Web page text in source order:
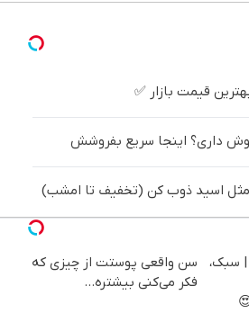
قیمت بازار ✅
داری؟ اینجا سریع بفروشش
مثل اسید ذوب کن (تخفیف تا امشب)
سبک،
سن واقعی پوستت از چیزی که
فکر می‌کنی بیشتره...